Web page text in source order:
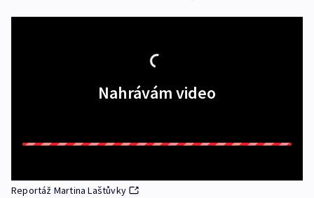
Nahrávám video
Reportáž Martina Laštůvky